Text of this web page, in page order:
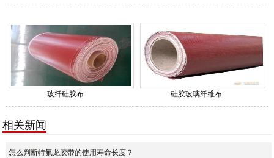
玻纤硅胶布 硅胶玻璃纤维布
相关新闻
怎么判断特氟龙胶带的使用寿命长度？